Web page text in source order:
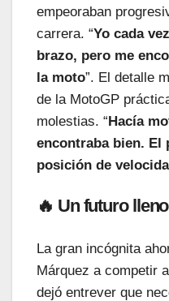
empeoraban
carrera. “Yo cada
brazo, pero me
la moto”. El detalle
de la MotoGP
molestias. “Hacía
encontraba bien. El
posición de
🔥 Un futuro
La gran incógnita
Márquez a competir
dejó entrever que